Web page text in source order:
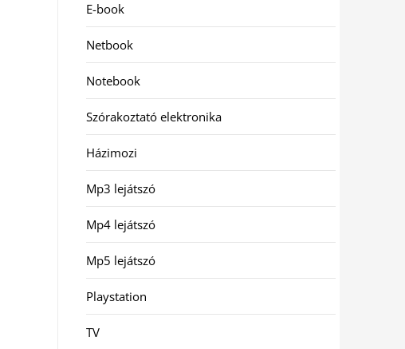
E-book
Netbook
Notebook
Szórakoztató elektronika
Házimozi
Mp3 lejátszó
Mp4 lejátszó
Mp5 lejátszó
Playstation
TV